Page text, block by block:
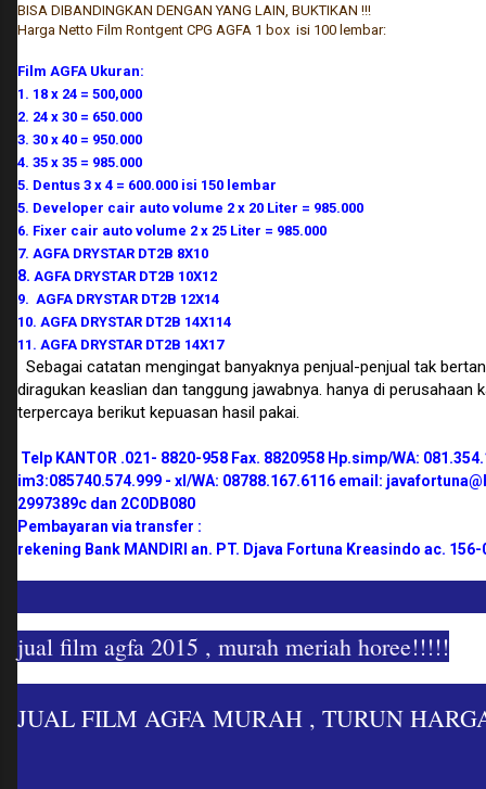
BISA DIBANDINGKAN DENGAN YANG LAIN, BUKTIKAN !!!
Harga Netto Film Rontgent CPG AGFA 1 box isi 100 lembar:
Film AGFA Ukuran:
1. 18 x 24 = 500,000
2. 24 x 30 = 650.000
3. 30 x 40 = 950.000
4. 35 x 35 = 985.000
5. Dentus 3 x 4 = 600.000 isi 150 lembar
5. Developer cair auto volume 2 x 20 Liter = 985.000
6. Fixer cair auto volume 2 x 25 Liter = 985.000
7. AGFA DRYSTAR DT2B 8X10
8. AGFA DRYSTAR DT2B 10X12
9. AGFA DRYSTAR DT2B 12X14
10. AGFA DRYSTAR DT2B 14X114
11. AGFA DRYSTAR DT2B 14X17
Sebagai catatan mengingat banyaknya penjual-penjual tak
diragukan keaslian dan tanggung jawabnya. hanya di perusahaan
terpercaya berikut kepuasan hasil pakai.
Telp KANTOR .021- 8820-958 Fax. 8820958 Hp.simp/WA:
im3:085740.574.999 - xl/WA: 08788.167.6116 email:
2997389c dan 2C0DB080
Pembayaran via transfer :
rekening Bank MANDIRI an. PT. Djava Fortuna Kreasindo ac.
jual film agfa 2015 , murah meriah horee!!!!!
JUAL FILM AGFA MURAH , TURUN